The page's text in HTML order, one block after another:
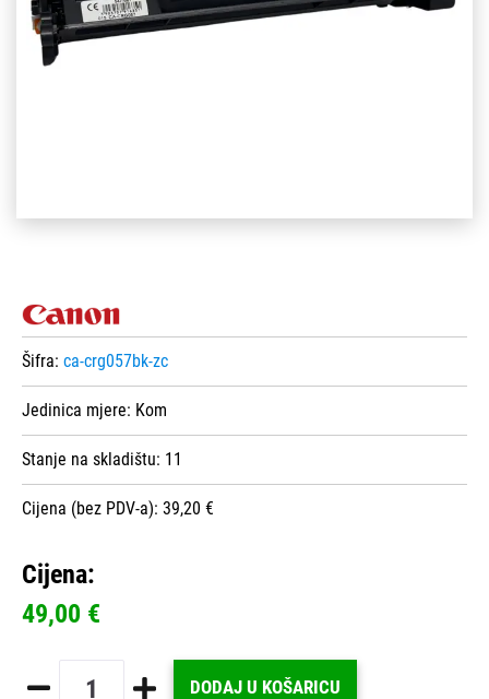
Šifra: ca-crg057bk-zc
Jedinica mjere: Kom
Stanje na skladištu: 11
Cijena (bez PDV-a): 39,20 €
Cijena:
49,00 €
DODAJ U KOŠARICU